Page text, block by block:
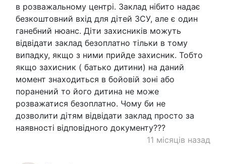
в розважальному центрі. Заклад нібито надає
безкоштовний вхід для дітей ЗСУ, але є один
ганебний нюанс. Діти захисників можуть
відвідати заклад безоплатно тільки в тому
випадку, якщо з ними прийде захисник. Тобто
якщо захисник ( батько дитини) на даний
момент знаходиться в бойовій зоні або
поранений то його дитина не може
розважатися безоплатно. Чому би не
дозволити дітям відвідати заклад просто за
наявності відповідного документу???
11 місяців назад